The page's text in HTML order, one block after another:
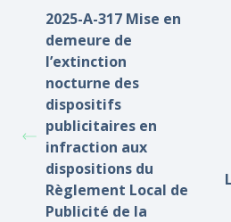
2025-A-317 Mise en
demeure de
l’extinction
nocturne des
dispositifs
publicitaires en
infraction aux
dispositions du
Règlement Local de
Publicité de la